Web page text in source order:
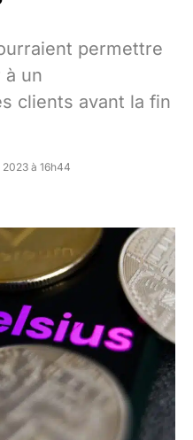
permettre
à un
clients avant la fin
à 16h44